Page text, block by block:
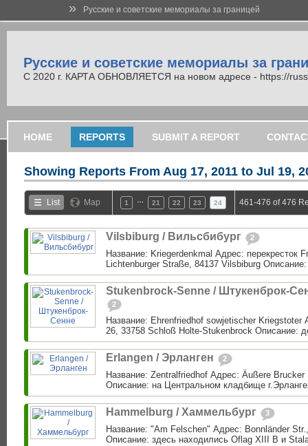
» Русские и советские мемориалы за границей
Русские и советские мемориалы за
С 2020 г. КАРТА ОБНОВЛЯЕТСЯ на новом адресе - https://
HOME REPORTS SUBMIT A REPORT
Showing Reports From Aug 17, 2011 to Jul 19,
List Map 1 21 22 23 24 461-476 of 476
Vilsbiburg / Вильсбибург 2
Название: Kriegerdenkmal Адрес: перекресток
Lichtenburger Straße, 84137 Vilsbiburg
Stukenbrock-Senne / Штукенброк-
2
Название: Ehrenfriedhof sowjetischer Kriegstoter
26, 33758 Schloß Holte-Stukenbrock Описание:
Erlangen / Эрланген 2
Название: Zentralfriedhof Адрес: Äußere
Описание: на Центральном кладбище
Hammelburg / Хаммельбург 3
Название: "Am Felschen" Адрес: Bonnländer
Описание: здесь находились Oflag XIII B и